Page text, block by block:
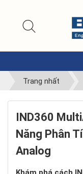
Trang nhất
IND360
Năng Phân
Analog